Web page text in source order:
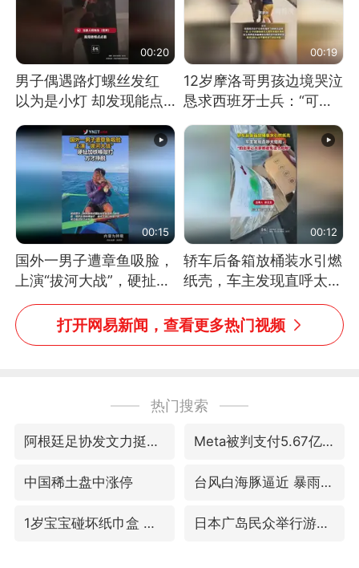
00:20
男子偶遇路灯螺丝发红
以为是小灯 却发现能点
燃香烟 当事人：已报警
处理
00:19
12岁摩洛哥男孩边境哭泣
恳求西班牙士兵：“可不
可以不要把我遣返回国”
00:15
国外一男子遭章鱼吸脸，
上演“拔河大战”，硬扯加
铁棒敲打方才挣脱
00:12
轿车后备箱放桶装水引燃
纸壳，车主发现直呼太危
险，“拍出来让大家都避
免这个危险”
打开网易新闻，查看更多热门视频
热门搜索
阿根廷足协发文力挺因凡蒂诺 Meta被判支付5.67亿美元
中国稀土盘中涨停 台风白海豚逼近 暴雨大暴雨来袭
1岁宝宝碰坏纸巾盒 宝妈被索赔924元 日本广岛民众举行游行反对政府行径